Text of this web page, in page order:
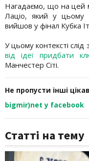
Нагадаємо, що на цей
Лаціо, який у цьому
вийшов у фінал Кубка
У цьому контексті
від ідеї придбати
Манчестер Сіті.
Не пропусти інші
bigmir)net у facebook
Статті на тему